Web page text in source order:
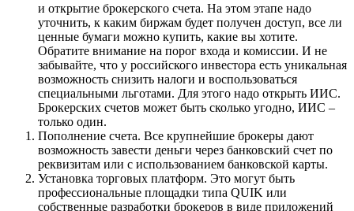
и открытие брокерского счета. На этом этапе надо
уточнить, к каким биржам будет получен доступ, все ли
ценные бумаги можно купить, какие вы хотите.
Обратите внимание на порог входа и комиссии. И не
забывайте, что у российского инвестора есть уникальная
возможность снизить налоги и воспользоваться
специальными льготами. Для этого надо открыть ИИС.
Брокерских счетов может быть сколько угодно, ИИС –
только один.
Пополнение счета. Все крупнейшие брокеры дают
возможность завести деньги через банковский счет по
реквизитам или с использованием банковской карты.
Установка торговых платформ. Это могут быть
профессиональные площадки типа QUIK или
собственные разработки брокеров в виде приложений